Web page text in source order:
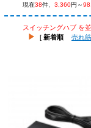
現在38件、 3,360円～
スイッチングハブ を
[ 新着順 売れ